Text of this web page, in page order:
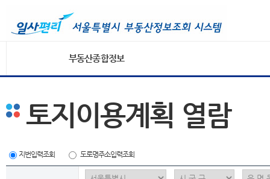
부동산종합정보
토지이용계획 열람
지번입력조회 도로명주소입력조회